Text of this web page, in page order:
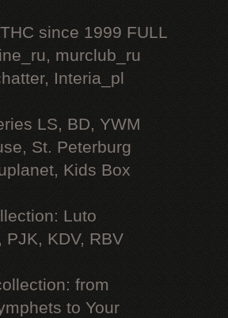
since 1999 FULL
murclub_ru
Interia_pl
LS, BD, YWM
St. Peterburg
Kids Box
Luto
PJK, KDV, RBV
from
to Your